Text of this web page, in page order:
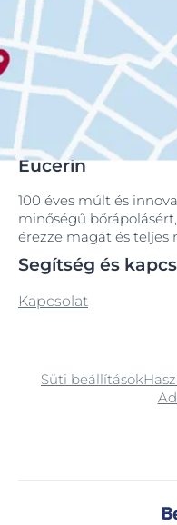
Eucerin
100 éves múlt és
minőségű
érezze magát és teljes
Segítség és
Kapcsolat
Süti beállítások